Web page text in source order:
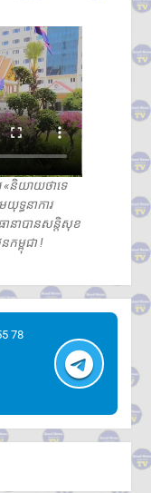
រ «និយាយថាទេ
យុទ្ធនាការ
ានាបានសន្តិសុខ
ម្ពុជា !
78